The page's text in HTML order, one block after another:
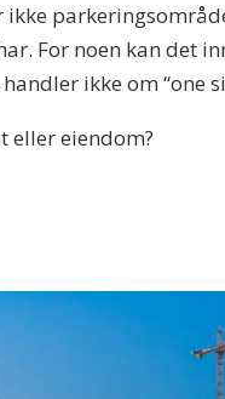
For noen kan det
ikke om “one
eller eiendom?